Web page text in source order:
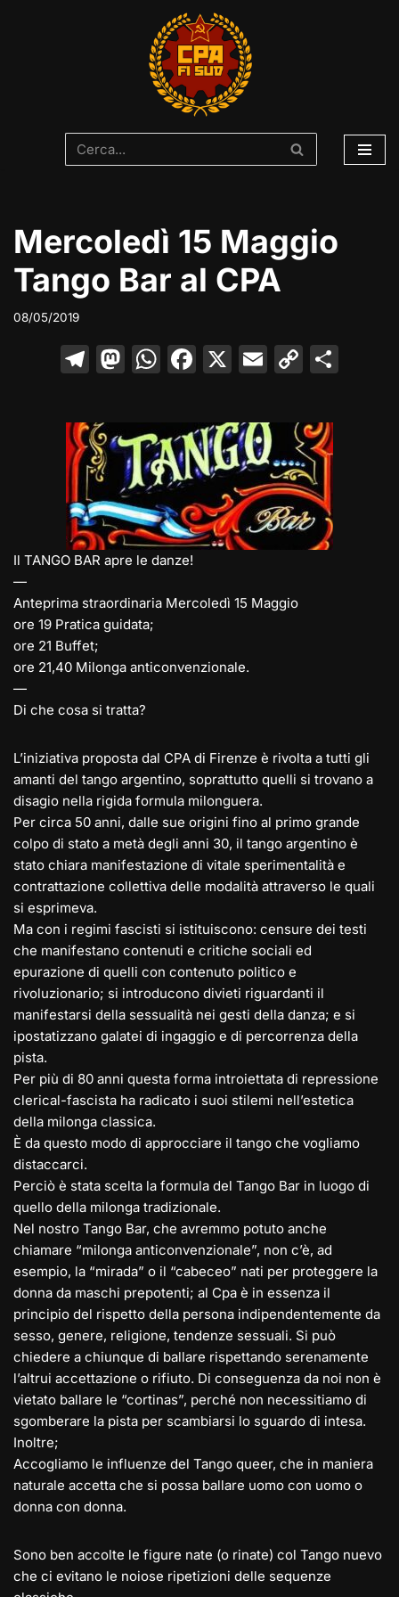
Mercoledì 15 Maggio
Tango Bar al CPA
08/05/2019
T
e
gr
a
m
M
o
d
o
n
W
s
A
p
p
F
c
e
b
o
o
k
X E C
p
y
Li
n
k
Il TANGO BAR apre le danze!
—
Anteprima straordinaria Mercoledì 15 Maggio
ore 19 Pratica guidata;
ore 21 Buffet;
ore 21,40 Milonga anticonvenzionale.
—
Di che cosa si tratta?
L’iniziativa proposta dal CPA di Firenze è rivolta a tutti gli
amanti del tango argentino, soprattutto quelli si trovano a
disagio nella rigida formula milonguera.
Per circa 50 anni, dalle sue origini fino al primo grande
colpo di stato a metà degli anni 30, il tango argentino è
stato chiara manifestazione di vitale sperimentalità e
contrattazione collettiva delle modalità attraverso le quali
si esprimeva.
Ma con i regimi fascisti si istituiscono: censure dei testi
che manifestano contenuti e critiche sociali ed
epurazione di quelli con contenuto politico e
rivoluzionario; si introducono divieti riguardanti il
manifestarsi della sessualità nei gesti della danza; e si
ipostatizzano galatei di ingaggio e di percorrenza della
pista.
Per più di 80 anni questa forma introiettata di repressione
clerical-fascista ha radicato i suoi stilemi nell’estetica
della milonga classica.
È da questo modo di approcciare il tango che vogliamo
distaccarci.
Perciò è stata scelta la formula del Tango Bar in luogo di
quello della milonga tradizionale.
Nel nostro Tango Bar, che avremmo potuto anche
chiamare “milonga anticonvenzionale”, non c’è, ad
esempio, la “mirada” o il “cabeceo” nati per proteggere la
donna da maschi prepotenti; al Cpa è in essenza il
principio del rispetto della persona indipendentemente da
sesso, genere, religione, tendenze sessuali. Si può
chiedere a chiunque di ballare rispettando serenamente
l’altrui accettazione o rifiuto. Di conseguenza da noi non è
vietato ballare le “cortinas”, perché non necessitiamo di
sgomberare la pista per scambiarsi lo sguardo di intesa.
Inoltre;
Accogliamo le influenze del Tango queer, che in maniera
naturale accetta che si possa ballare uomo con uomo o
donna con donna.
Sono ben accolte le figure nate (o rinate) col Tango nuevo
che ci evitano le noiose ripetizioni delle sequenze